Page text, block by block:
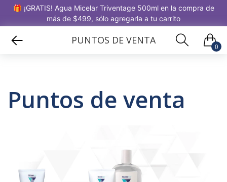
🎁 ¡GRATIS! Agua Micelar Triventage 500ml en la compra de
más de $499, sólo agregarla a tu carrito
PUNTOS DE VENTA
0
Puntos de venta